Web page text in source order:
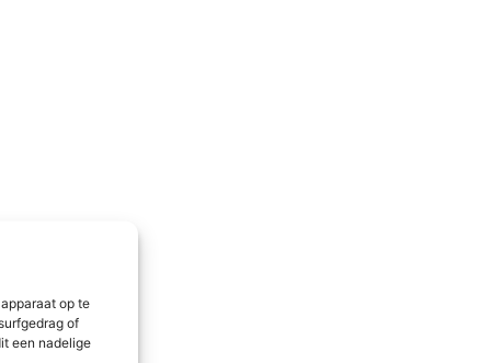
op te
of
een nadelige